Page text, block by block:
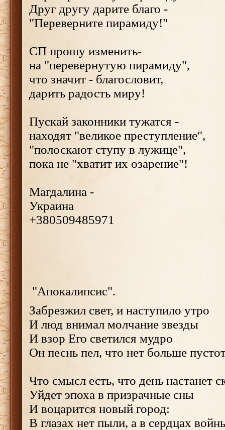
Друг другу дарите благо -
"Переверните пирамиду!"
СП прошу изменить-
на "перевернутую пирамиду",
что значит - благословит,
дарить радость миру!
Пускай законники тужатся -
находят "великое преступление",
"полоскают ступу в лужице",
пока не "хватит их озарение"!
Магдалина -
Украина
+380509485971
"Апокалипсис".
Забрезжил свет, и наступило утро
И люд внимал молчание звезды
И взор Его светился мудро
Он песнь пел, что нет больше
Что смысл есть, что день настанет
Уйдет эпоха в призрачные сны
И воцарится новый город:
В глазах нет пыли, а в сердцах